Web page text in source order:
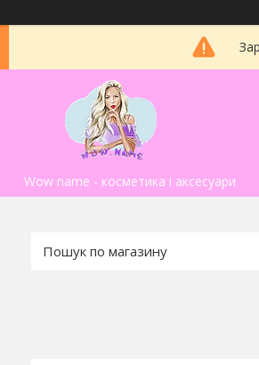
Wow name - косметика і аксесуари